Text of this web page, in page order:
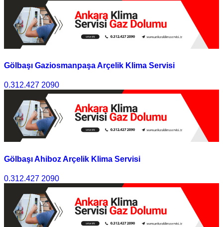
Gölbaşı Gaziosmanpaşa Arçelik Klima Servisi
0.312.427 2090
Gölbaşı Ahiboz Arçelik Klima Servisi
0.312.427 2090